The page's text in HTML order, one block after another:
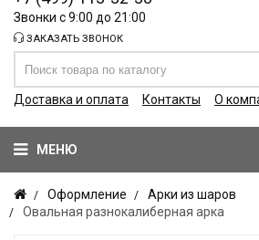
Звонки с 9:00 до 21:00
ЗАКАЗАТЬ ЗВОНОК
Доставка и оплата Контакты О
МЕНЮ
Оформление
Арки из шаров
Овальная разнокалиберная арка